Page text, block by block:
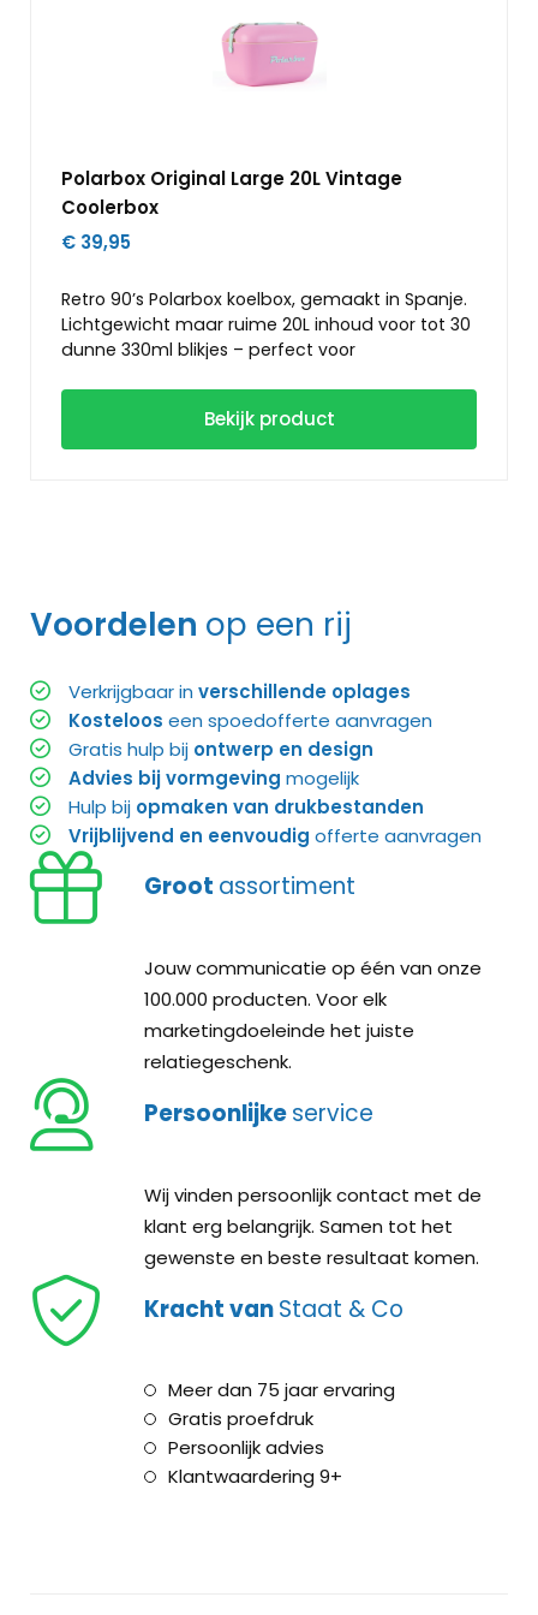
functionaliteit voor elke outdoor trip.
Polarbox Original Large 20L Vintage
Coolerbox
€ 39,95
Retro 90’s Polarbox koelbox, gemaakt in Spanje.
Lichtgewicht maar ruime 20L inhoud voor tot 30
dunne 330ml blikjes – perfect voor
Sterke isolatie houdt eten en drinken urenlang
koud. Met leren schouderriem, stevige
zijsluitingen en een deksel dat als tafeltje dient.
Bekijk product
Voordelen op een rij
Verkrijgbaar in verschillende oplages
Kosteloos een spoedofferte aanvragen
Gratis hulp bij ontwerp en design
Advies bij vormgeving mogelijk
Hulp bij opmaken van drukbestanden
Vrijblijvend en eenvoudig offerte aanvragen
Groot assortiment
Jouw communicatie op één van onze
100.000 producten. Voor elk
marketingdoeleinde het juiste
relatiegeschenk.
Persoonlijkeservice
Wij vinden persoonlijk contact met de
klant erg belangrijk. Samen tot het
gewenste en beste resultaat komen.
Kracht vanStaat & Co
Meer dan 75 jaar ervaring
Gratis proefdruk
Persoonlijk advies
Klantwaardering 9+